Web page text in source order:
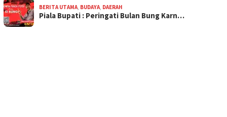
BERITA UTAMA BUDAYA DAERAH
Piala Bupati : Peringati Bulan Bung Karn…